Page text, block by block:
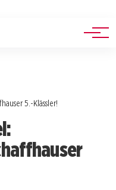
5.-Klässler!